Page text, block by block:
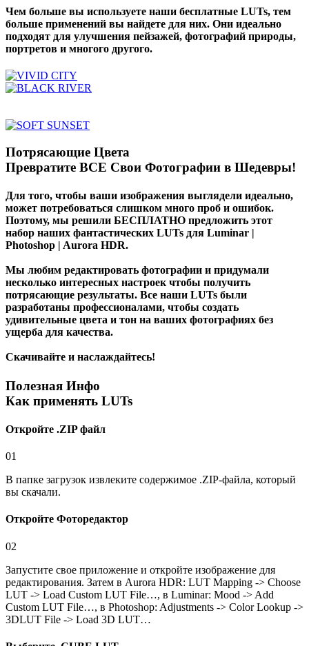
Чем больше вы используете наши бесплатные LUTs, тем
больше применений вы найдете для них. Они идеально
подходят для улучшения пейзажей, фотографий природы,
портретов и многого другого.
Потрясающие Цвета
Превратите ВСЕ Свои Фотографии в Шедевры!
Для того, чтобы ваши изображения выглядели идеально,
может потребоваться слишком много проб и ошибок.
Поэтому, мы решили БЕСПЛАТНО предложить этот
набор наших фантастических LUTs для Luminar |
Photoshop | Aurora HDR.
Мы любим редактировать фотографии и придумали
несколько интересных настроек чтобы получить
потрясающие результаты. Все наши LUTs были
разработаны профессионалами, чтобы создать
удивительные цвета и тон на ваших фотографиях без
ущерба для качества.
Скачивайте и наслаждайтесь!
Полезная Инфо
Как применять LUTs
Откройте .ZIP файл
01
В папке загрузок извлеките содержимое .ZIP-файла, который
вы скачали.
Откройте Фоторедактор
02
Запустите свое приложение и откройте изображение для
редактирования. Затем в Aurora HDR: LUT Mapping -> Choose
LUT -> Load Custom LUT File…, в Luminar: Mood -> Add
Custom LUT File…, в Photoshop: Adjustments -> Color Lookup ->
3DLUT File -> Load 3D LUT…